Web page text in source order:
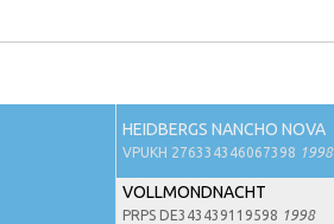
HEIDBERGS NANCHO NOVA
VPUKH 276334346067398 1998
VOLLMONDNACHT
PRPS DE343439119598 1998